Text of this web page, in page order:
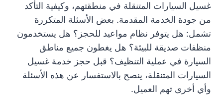
غسيل السيارات المتنقلة في منطقتهم، وكيفية التأكد
من جودة الخدمة المقدمة. بعض الأسئلة المتكررة
تشمل: هل يتوفر نظام مواعيد للحجز؟ هل يستخدمون
منظفات صديقة للبيئة؟ هل يغطون جميع مناطق
السيارة في عملية التنظيف؟ قبل حجز خدمة غسيل
السيارات المتنقلة، ينصح بالاستفسار عن هذه الأسئلة
وأي أخرى تهم العميل.